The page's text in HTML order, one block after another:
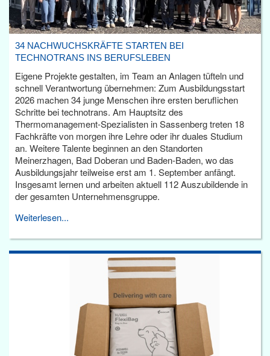
34 NACHWUCHSKRÄFTE STARTEN BEI
TECHNOTRANS INS BERUFSLEBEN
Eigene Projekte gestalten, im Team an Anlagen tüfteln und
schnell Verantwortung übernehmen: Zum Ausbildungsstart
2026 machen 34 junge Menschen ihre ersten beruflichen
Schritte bei technotrans. Am Hauptsitz des
Thermomanagement-Spezialisten in Sassenberg treten 18
Fachkräfte von morgen ihre Lehre oder ihr duales Studium
an. Weitere Talente beginnen an den Standorten
Meinerzhagen, Bad Doberan und Baden-Baden, wo das
Ausbildungsjahr teilweise erst am 1. September anfängt.
Insgesamt lernen und arbeiten aktuell 112 Auszubildende in
der gesamten Unternehmensgruppe.
Weiterlesen...